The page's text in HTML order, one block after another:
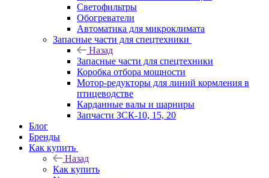
Светофильтры
Обогреватели
Автоматика для микроклимата
Запасные части для спецтехники
Назад
Запасные части для спецтехники
Коробка отбора мощности
Мотор-редукторы для линий кормления в
птицеводстве
Карданные валы и шарниры
Запчасти ЗСК-10, 15, 20
Блог
Бренды
Как купить
Назад
Как купить